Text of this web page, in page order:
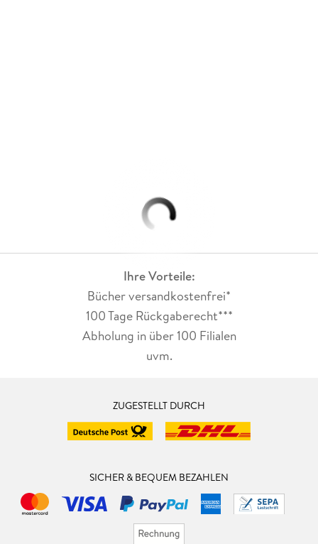
Ihre Vorteile:
Bücher versandkostenfrei*
100 Tage Rückgaberecht***
Abholung in über 100 Filialen
uvm.
ZUGESTELLT DURCH
SICHER & BEQUEM BEZAHLEN